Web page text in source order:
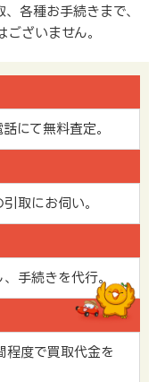
各種お手続きまで、
ざいません。
にて無料査定。
取にお伺い。
手続きを代行。
程度で買取代金を